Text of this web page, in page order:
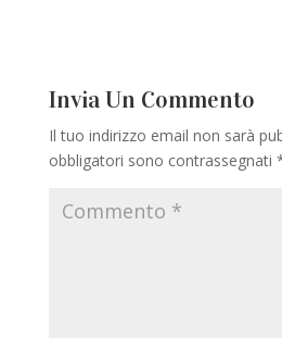
Invia Un Commento
Il tuo indirizzo email non sarà
obbligatori sono contrassegnati